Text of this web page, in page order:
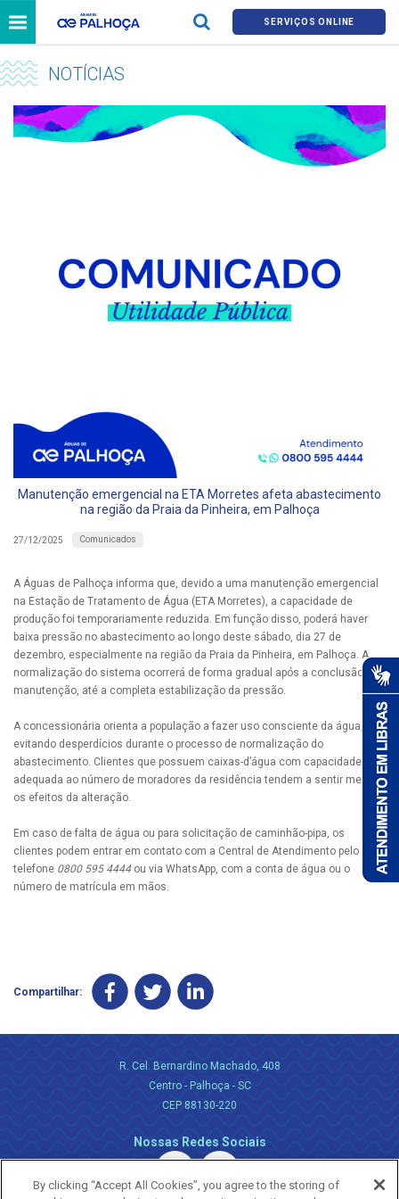
SERVIÇOS ONLINE
NOTÍCIAS
Manutenção emergencial na ETA Morretes afeta abastecimento
na região da Praia da Pinheira, em Palhoça
27/12/2025 Comunicados
A Águas de Palhoça informa que, devido a uma manutenção emergencial
na Estação de Tratamento de Água (ETA Morretes), a capacidade de
produção foi temporariamente reduzida. Em função disso, poderá haver
baixa pressão no abastecimento ao longo deste sábado, dia 27 de
dezembro, especialmente na região da Praia da Pinheira, em Palhoça. A
normalização do sistema ocorrerá de forma gradual após a conclusão da
manutenção, até a completa estabilização da pressão.
A concessionária orienta a população a fazer uso consciente da água,
evitando desperdícios durante o processo de normalização do
abastecimento. Clientes que possuem caixas-d’água com capacidade
adequada ao número de moradores da residência tendem a sentir menos
os efeitos da alteração.
Em caso de falta de água ou para solicitação de caminhão-pipa, os
clientes podem entrar em contato com a Central de Atendimento pelo
telefone 0800 595 4444ou via WhatsApp, com a conta de água ou o
número de matrícula em mãos.
Compartilhar:
R. Cel. Bernardino Machado, 408
Centro - Palhoça - SC
CEP 88130-220
Nossas Redes Sociais
By clicking “Accept All Cookies”, you agree to the storing of